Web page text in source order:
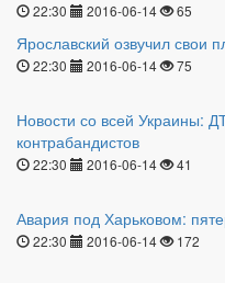
22:30 2016-06-14 65
Ярославский озвучил свои
22:30 2016-06-14 75
Новости со всей Украины:
контрабандистов
22:30 2016-06-14 41
Авария под Харьковом:
22:30 2016-06-14 172